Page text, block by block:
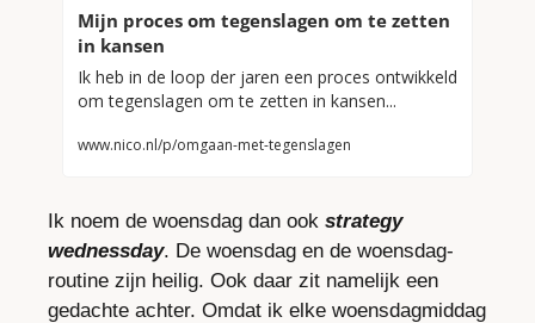
Mijn proces om tegenslagen om te zetten
in kansen
Ik heb in de loop der jaren een proces ontwikkeld
om tegenslagen om te zetten in kansen...
www.nico.nl/p/omgaan-met-tegenslagen
Ik noem de woensdag dan ook strategy
wednessday. De woensdag en de woensdag-
routine zijn heilig. Ook daar zit namelijk een
gedachte achter. Omdat ik elke woensdagmiddag